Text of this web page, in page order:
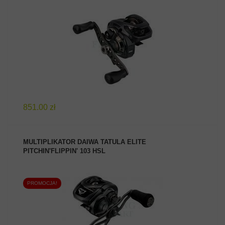
ZOBACZ PRODUKT
851.00 zł
MULTIPLIKATOR DAIWA TATULA ELITE
PITCHIN'FLIPPIN' 103 HSL
ZOBACZ PRODUKT
PROMOCJA!